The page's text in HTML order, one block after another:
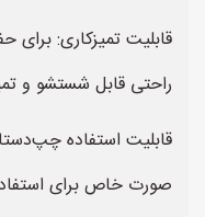
قابلیت تمیزکاری: برای
راحتی قابل شستشو و
قابلیت استفاده
صورت خاص برای